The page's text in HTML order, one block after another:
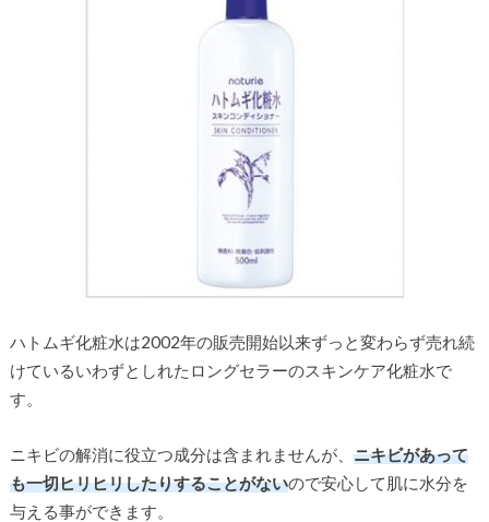
ハトムギ化粧水は2002年の販売開始以来ずっと変わらず売れ続
けているいわずとしれたロングセラーのスキンケア化粧水で
す。
ニキビの解消に役立つ成分は含まれませんが、 ニキビがあって
も一切ヒリヒリしたりすることがないので安心して肌に水分を
与える事ができます。